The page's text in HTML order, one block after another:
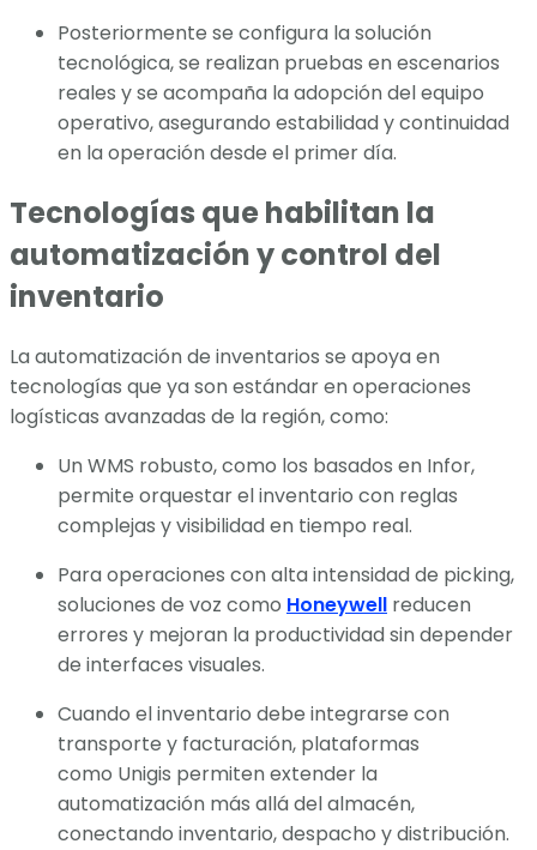
Posteriormente se configura la solución
tecnológica, se realizan pruebas en escenarios
reales y se acompaña la adopción del equipo
operativo, asegurando estabilidad y continuidad
en la operación desde el primer día.
Tecnologías que habilitan la
automatización y control del
inventario
La automatización de inventarios se apoya en
tecnologías que ya son estándar en operaciones
logísticas avanzadas de la región, como:
Un WMS robusto, como los basados en Infor,
permite orquestar el inventario con reglas
complejas y visibilidad en tiempo real.
Para operaciones con alta intensidad de picking,
soluciones de voz como Honeywell reducen
errores y mejoran la productividad sin depender
de interfaces visuales.
Cuando el inventario debe integrarse con
transporte y facturación, plataformas
como Unigis permiten extender la
automatización más allá del almacén,
conectando inventario, despacho y distribución.